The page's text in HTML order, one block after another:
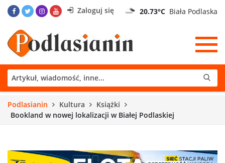
Zaloguj się 20.73°C Biała Podlaska
Podlasianin Kultura
Książki
Bookland w nowej lokalizacji w Białej Podlaskiej